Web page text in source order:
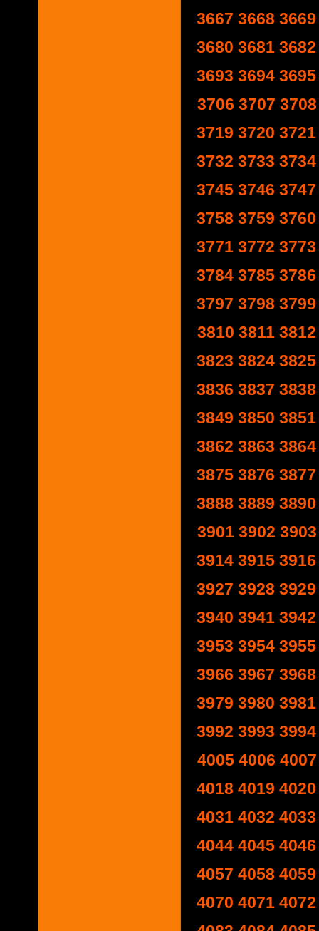
3667 3668 3669
3680 3681 3682
3693 3694 3695
3706 3707 3708
3719 3720 3721
3732 3733 3734
3745 3746 3747
3758 3759 3760
3771 3772 3773
3784 3785 3786
3797 3798 3799
3810 3811 3812
3823 3824 3825
3836 3837 3838
3849 3850 3851
3862 3863 3864
3875 3876 3877
3888 3889 3890
3901 3902 3903
3914 3915 3916
3927 3928 3929
3940 3941 3942
3953 3954 3955
3966 3967 3968
3979 3980 3981
3992 3993 3994
4005 4006 4007
4018 4019 4020
4031 4032 4033
4044 4045 4046
4057 4058 4059
4070 4071 4072